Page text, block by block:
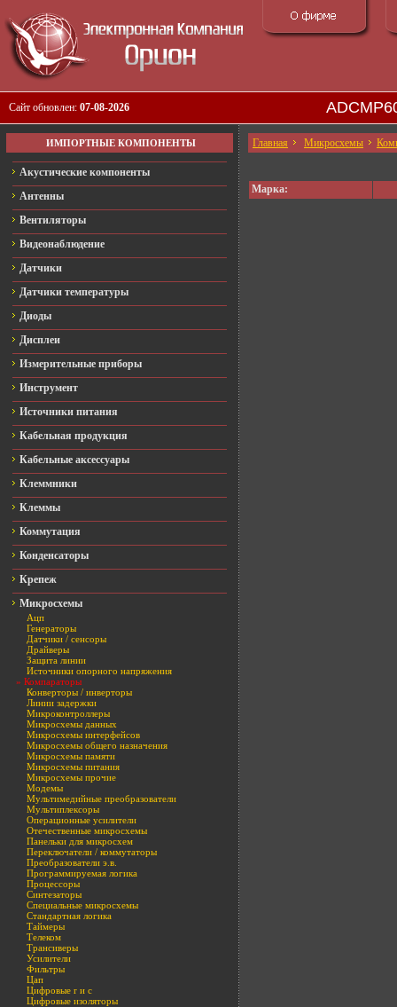
Сайт обновлен: 07-08-2026
ИМПОРТНЫЕ КОМПОНЕНТЫ
Акустические компоненты
Антенны
Вентиляторы
Видеонаблюдение
Датчики
Датчики температуры
Диоды
Дисплеи
Измерительные приборы
Инструмент
Источники питания
Кабельная продукция
Кабельные аксессуары
Клеммники
Клеммы
Коммутация
Конденсаторы
Крепеж
Микросхемы
Ацп
Генераторы
Датчики / сенсоры
Драйверы
Защита линии
Источники опорного напряжения
» Компараторы
Конверторы / инверторы
Линии задержки
Микроконтроллеры
Микросхемы данных
Микросхемы интерфейсов
Микросхемы общего назначения
Микросхемы памяти
Микросхемы питания
Микросхемы прочие
Модемы
Мультимедийные преобразователи
Мультиплексоры
Операционные усилители
Отечественные микросхемы
Панельки для микросхем
Переключатели / коммутаторы
Преобразователи э.в.
Программируемая логика
Процессоры
Синтезаторы
Специальные микросхемы
Стандартная логика
Таймеры
Телеком
Трансиверы
Усилители
Фильтры
Цап
Цифровые r и c
Цифровые изоляторы
Главная Микросхемы
Марка: